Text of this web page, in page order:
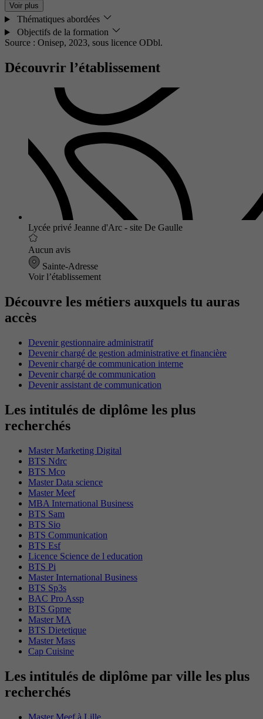
Voir plus
Thématiques abordées
Objectifs de la formation
Source : Onisep, 2023, sous licence ODbl.
Découvrir l’établissement
Lycée privé Jeanne d'Arc - site De Gaulle
Aucun avis
Sainte-Adresse
Voir l’établissement
Découvre les métiers auxquels tu auras
accès
Devenir gestionnaire administratif
Devenir chargé de gestion administrative et financière
Devenir chargé de communication interne
Devenir chargé de communication
Devenir assistant de communication
Les intitulés de diplôme les plus
recherchés
Master Marketing Digital
BTS Ndrc
BTS Mco
Master Data science
Master Meef
MBA International Business
BTS Sam
BTS Sio
BTS Communication
BTS Esf
Licence Science de l education
BTS Pi
Master International Business
BTS Sp3s
BAC Pro Assp
BTS Gpme
Master MA
BTS Dietetique
Master Mass
Cap Cuisine
Les intitulés de diplôme par ville les plus
recherchés
Master Meef à Lille